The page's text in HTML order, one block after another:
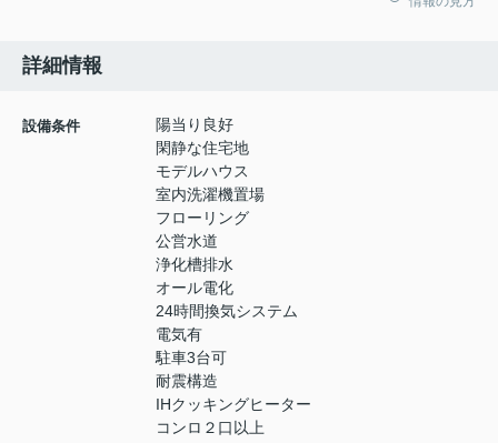
詳細情報
設備条件
陽当り良好
閑静な住宅地
モデルハウス
室内洗濯機置場
フローリング
公営水道
浄化槽排水
オール電化
24時間換気システム
電気有
駐車3台可
耐震構造
IHクッキングヒーター
コンロ２口以上